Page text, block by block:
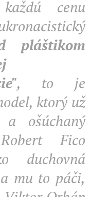
cenu
pláštikom
, to je
ktorý už
ošúchaný
Fico
duchovná
mu to páči,